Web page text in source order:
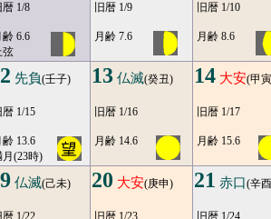
暦 1/8
齢 6.6
弦
旧暦 1/9
月齢 7.6
旧暦 1/10
月齢 8.6
先負(壬子)
暦 1/15
齢 13.6
月(23時)
13 仏滅(癸丑)
旧暦 1/16
月齢 14.6
14 大安(甲
旧暦 1/17
月齢 15.6
仏滅(己未)
暦 1/22
20 大安(庚申)
旧暦 1/23
21 赤口(辛
旧暦 1/24